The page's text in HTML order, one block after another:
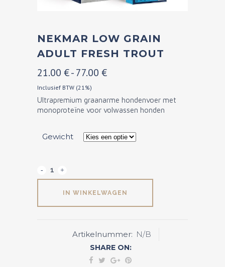
NEKMAR LOW GRAIN
ADULT FRESH TROUT
21.00 €- 77.00 €Prijsklasse:
tot
77.00 €
Inclusief BTW (21%)
Ultrapremium graanarme hondenvoer met
monoproteïne voor volwassen honden
Gewicht
Nekmar
Grain
IN WINKELWAGEN
Artikelnummer: N/B
SHARE ON: